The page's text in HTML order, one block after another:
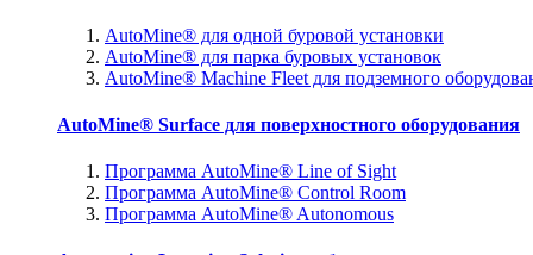
AutoMine® для одной буровой установки
AutoMine® для парка буровых установок
AutoMine® Machine Fleet для подземного
AutoMine® Surface для поверхностного оборудования
Программа AutoMine® Line of Sight
Программа AutoMine® Control Room
Программа AutoMine® Autonomous